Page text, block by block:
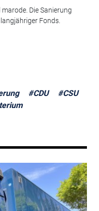
Die Sanierung
Fonds.
#CDU
#CSU